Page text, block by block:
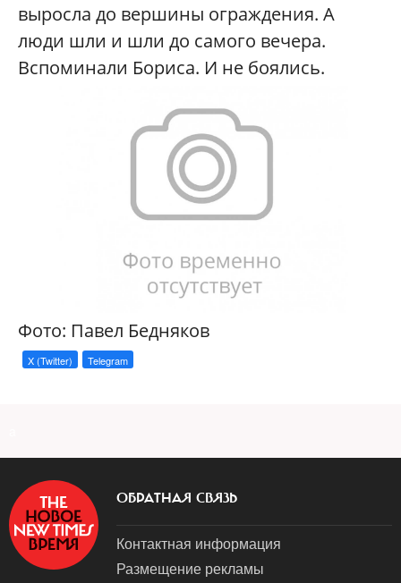
выросла до вершины ограждения. А
люди шли и шли до самого вечера.
Вспоминали Бориса. И не боялись.
Фото: Павел Бедняков
X (Twitter) Telegram
ОБРАТНАЯ СВЯЗЬ
Контактная информация
Размещение рекламы